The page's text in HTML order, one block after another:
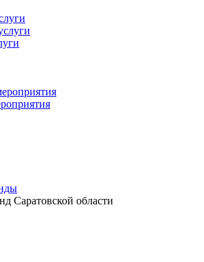
Саратовской области